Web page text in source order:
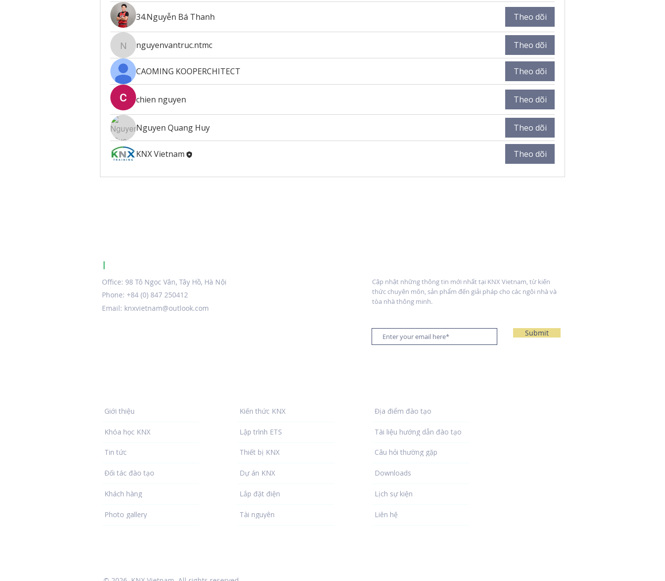
34.Nguyễn Bá Thanh Theo dõi
nguyenvantruc.ntmc
nguyenvantruc.ntmc Theo dõi
CAOMING KOOPERCHITECT Theo dõi
chien nguyen Theo dõi
Nguyen Quang Huy Theo dõi
KNX Vietnam Theo dõi
|
Office: 98 Tô Ngọc Vân, Tây Hồ, Hà Nội
Phone: +84 (0) 847 250412
Email: knxvietnam@outlook.com
Cập nhật những thông tin mới nhất tại KNX Vietnam, từ kiến
thức chuyên môn, sản phẩm đến giải pháp cho các ngôi nhà và
tòa nhà thông minh.
Submit
Giới thiệu
Khóa học KNX
Tin tức
Đối tác đào tạo
Khách hàng
Photo gallery
Kiến thức KNX
Lập trình ETS
Thiết bị KNX
Dự án KNX
Lắp đặt điện
Tài nguyên
Địa điểm đào tạo
Tài liệu hướng dẫn đào tạo
Câu hỏi thường gặp
Downloads
Lịch sự kiện
Liên hệ